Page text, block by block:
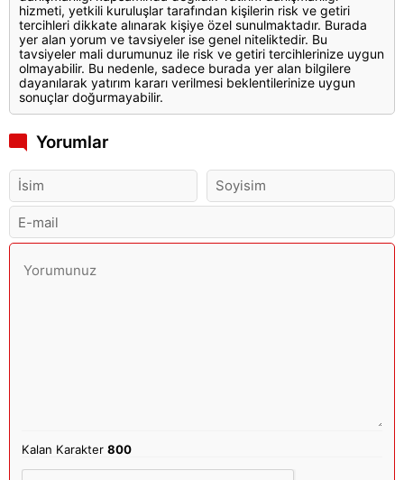
hizmeti, yetkili kuruluşlar tarafından kişilerin risk ve getiri
tercihleri dikkate alınarak kişiye özel sunulmaktadır. Burada
yer alan yorum ve tavsiyeler ise genel niteliktedir. Bu
tavsiyeler mali durumunuz ile risk ve getiri tercihlerinize uygun
olmayabilir. Bu nedenle, sadece burada yer alan bilgilere
dayanılarak yatırım kararı verilmesi beklentilerinize uygun
sonuçlar doğurmayabilir.
Yorumlar
Kalan Karakter800